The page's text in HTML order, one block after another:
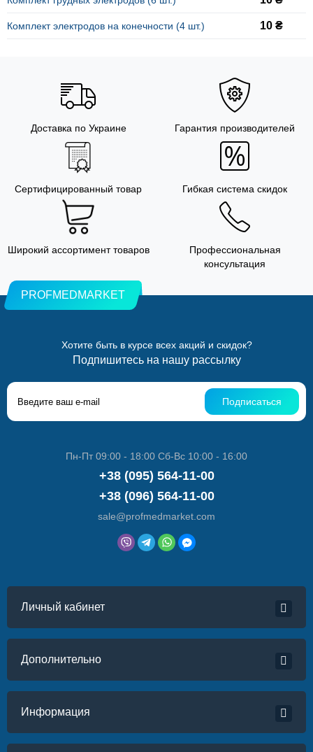
Комплект электродов на конечности (4 шт.) 10 ₴
Доставка по Украине Гарантия производителей
Сертифицированный товар Гибкая система скидок
Широкий ассортимент товаров
Профессиональная
консультация
PROFMEDMARKET
Хотите быть в курсе всех акций и скидок?
Подпишитесь на нашу рассылку
Подписаться
Пн-Пт 09:00 - 18:00 Сб-Вс 10:00 - 16:00
+38 (095) 564-11-00
+38 (096) 564-11-00
sale@profmedmarket.com
Личный кабинет
Дополнительно
Информация